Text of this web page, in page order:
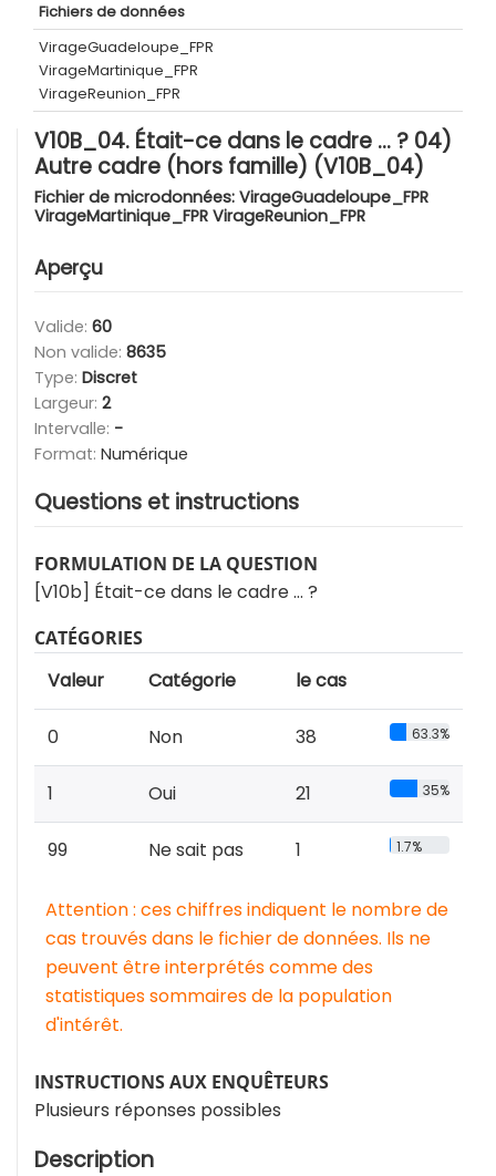
Fichiers de données
VirageGuadeloupe_FPR
VirageMartinique_FPR
VirageReunion_FPR
V10B_04. Était-ce dans le cadre … ? 04)
Autre cadre (hors famille) (V10B_04)
Fichier de microdonnées: VirageGuadeloupe_FPR
VirageMartinique_FPR VirageReunion_FPR
Aperçu
Valide: 60
Non valide: 8635
Type: Discret
Largeur: 2
Intervalle: -
Format: Numérique
Questions et instructions
FORMULATION DE LA QUESTION
[V10b] Était-ce dans le cadre … ?
CATÉGORIES
Valeur Catégorie le cas
0 Non 38 63.3%
1 Oui 21 35%
99 Ne sait pas 1 1.7%
Attention : ces chiffres indiquent le nombre de
cas trouvés dans le fichier de données. Ils ne
peuvent être interprétés comme des
statistiques sommaires de la population
d'intérêt.
INSTRUCTIONS AUX ENQUÊTEURS
Plusieurs réponses possibles
Description